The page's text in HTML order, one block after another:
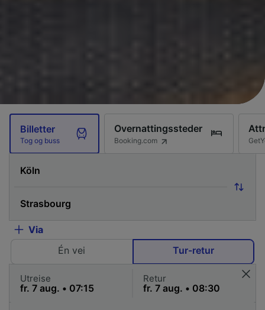
Billetter
Tog og buss
Overnattingssteder
Booking.com
Via
Én vei
Tur-retur
Utreise Retur